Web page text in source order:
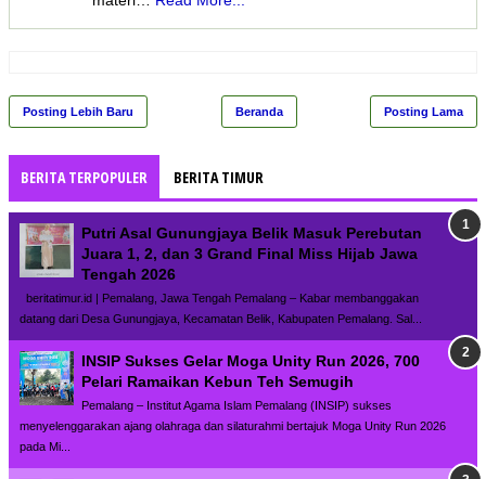
Posting Lebih Baru Posting Lama
Beranda
BERITA TERPOPULER BERITA TIMUR
Putri Asal Gunungjaya Belik Masuk Perebutan
Juara 1, 2, dan 3 Grand Final Miss Hijab Jawa
Tengah 2026
beritatimur.id | Pemalang, Jawa Tengah Pemalang – Kabar membanggakan
datang dari Desa Gunungjaya, Kecamatan Belik, Kabupaten Pemalang. Sal...
INSIP Sukses Gelar Moga Unity Run 2026, 700
Pelari Ramaikan Kebun Teh Semugih
Pemalang – Institut Agama Islam Pemalang (INSIP) sukses
menyelenggarakan ajang olahraga dan silaturahmi bertajuk Moga Unity Run 2026
pada Mi...